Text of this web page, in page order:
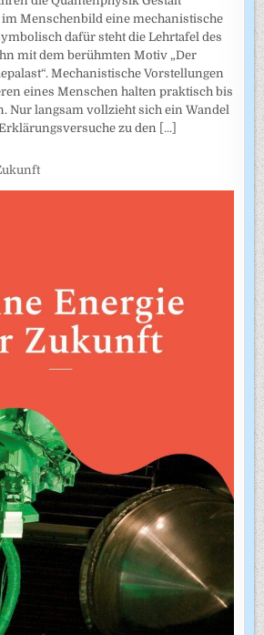
im Menschenbild eine mechanistische
dafür steht die Lehrtafel des
mit dem berühmten Motiv „Der
Mechanistische Vorstellungen
eines Menschen halten praktisch bis
Nur langsam vollzieht sich ein Wandel
zu den [...]